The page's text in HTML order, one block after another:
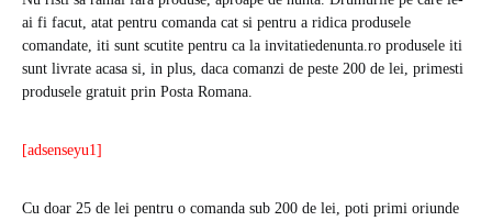
ai fi facut, atat pentru comanda cat si pentru a ridica produsele
comandate, iti sunt scutite pentru ca la invitatiedenunta.ro produsele iti
sunt livrate acasa si, in plus, daca comanzi de peste 200 de lei, primesti
produsele gratuit prin Posta Romana.
[adsenseyu1]
Cu doar 25 de lei pentru o comanda sub 200 de lei, poti primi oriunde